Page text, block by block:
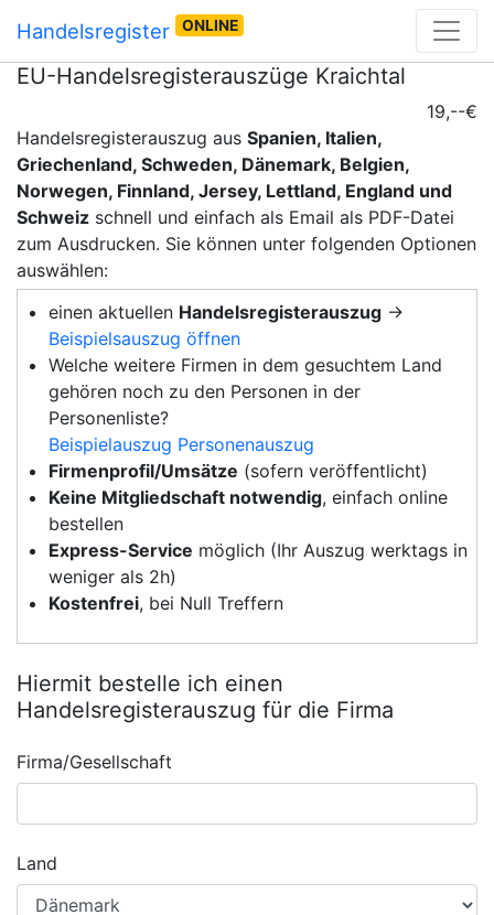
Handelsregister ONLINE
EU-Handelsregisterauszüge Kraichtal
19,--€
Handelsregisterauszug aus Spanien, Italien,
Griechenland, Schweden, Dänemark, Belgien,
Norwegen, Finnland, Jersey, Lettland, England und
Schweiz schnell und einfach als Email als PDF-Datei
zum Ausdrucken. Sie können unter folgenden Optionen
auswählen:
einen aktuellen Handelsregisterauszug →
Beispielsauszug öffnen
Welche weitere Firmen in dem gesuchtem Land
gehören noch zu den Personen in der
Personenliste?
Beispielauszug Personenauszug
Firmenprofil/Umsätze (sofern veröffentlicht)
Keine Mitgliedschaft notwendig, einfach online
bestellen
Express-Service möglich (Ihr Auszug werktags in
weniger als 2h)
Kostenfrei, bei Null Treffern
Hiermit bestelle ich einen
Handelsregisterauszug für die Firma
Firma/Gesellschaft
Land